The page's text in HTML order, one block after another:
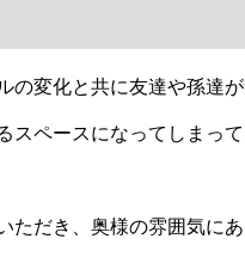
変化と共に友達や孫達
ペースになってしまって
だき、奥様の雰囲気に